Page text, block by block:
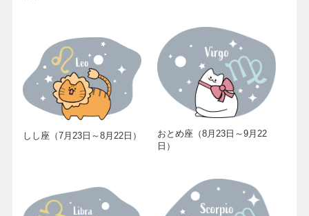
しし座（7月23日～8月22日）
おとめ座（8月23日～9月22
日）